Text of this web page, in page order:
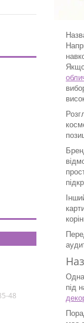
під
48